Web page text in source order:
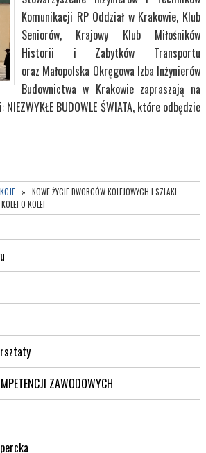
Komunikacji RP Oddział w Krakowie, Klub
Seniorów, Krajowy Klub Miłośników
Historii i Zabytków Transportu
oraz Małopolska Okręgowa Izba Inżynierów
Budownictwa w Krakowie zapraszają na
BUDOWLE ŚWIATA, które odbędzie
» NOWE ŻYCIE DWORCÓW KOLEJOWYCH I SZLAKI
O KOLEI
ZAWODOWYCH